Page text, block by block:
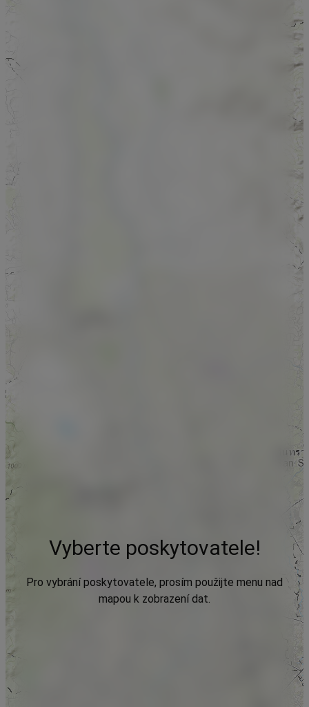
Vyberte poskytovatele!
Pro vybrání poskytovatele, prosím použijte menu nad
mapou k zobrazení dat.